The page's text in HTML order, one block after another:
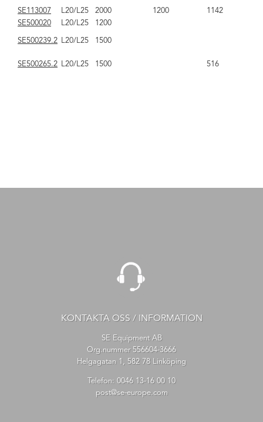
SE113007 L20/L25 2000 1200
1142
SE500020
L20/L25 1200
SE500239.2 L20/L25 1500
SE500265.2 L20/L25 1500 516
KONTAKTA OSS / INFORMATION
SE Equipment AB
Org.nummer 556604-3666
Helgagatan 1, 582 78 Linköping
Telefon: 0046 13-16 00 10
post@se-europe.com